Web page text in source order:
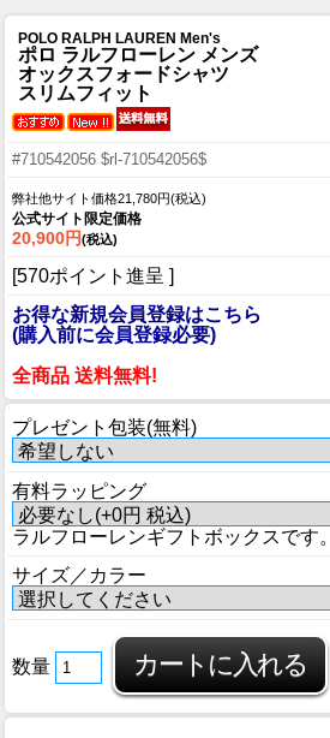
POLO RALPH LAUREN Men's
ポロ ラルフローレン メンズ
オックスフォードシャツ
スリムフィット
#710542056 $rl-710542056$
弊社他サイト価格21,780円(税込)
公式サイト限定価格
20,900円(税込)
[570ポイント進呈 ]
お得な新規会員登録はこちら
(購入前に会員登録必要)
全商品 送料無料!
プレゼント包装(無料)
有料ラッピング
ラルフローレンギフトボックスです。
サイズ／カラー
数量